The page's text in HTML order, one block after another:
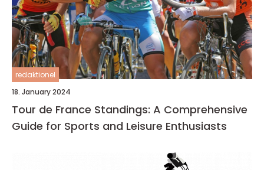
redaktionel
18. January 2024
Tour de France Standings: A Comprehensive
Guide for Sports and Leisure Enthusiasts